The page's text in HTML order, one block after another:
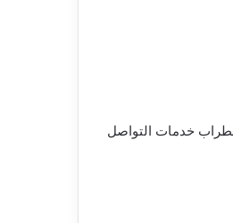
مصر والعالم، وأدى إلى اضطراب خدمات التواصل